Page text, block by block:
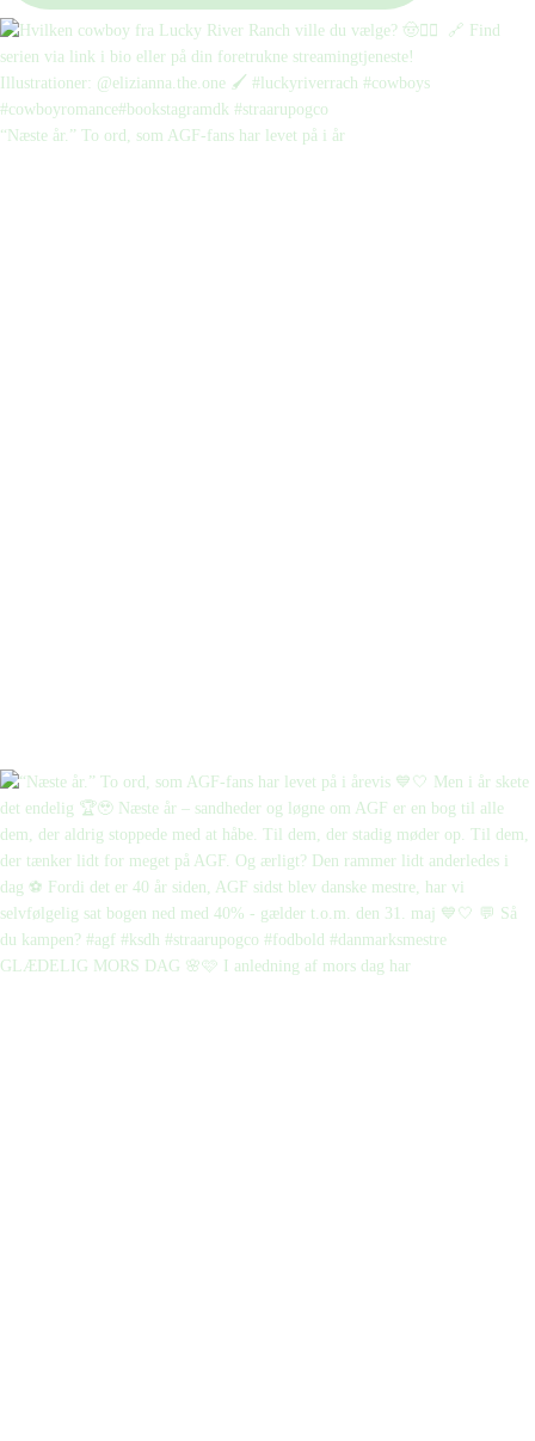
“Næste år.” To ord, som AGF-fans har levet på i år
GLÆDELIG MORS DAG 🌸🩷 I anledning af mors dag har